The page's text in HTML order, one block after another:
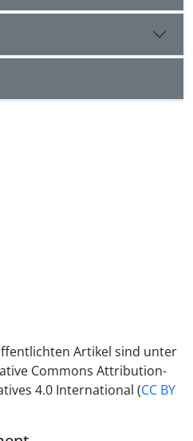
Artikel sind unter
Commons Attribution-
4.0 International (CC BY